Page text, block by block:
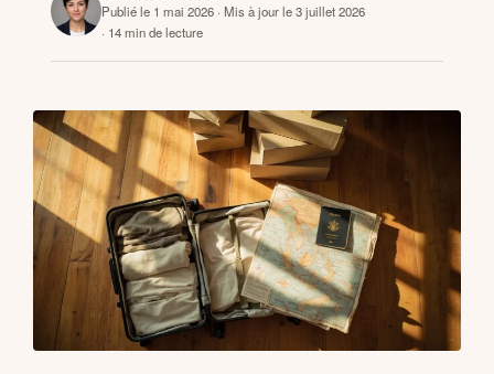
Publié le 1 mai 2026 · Mis à jour le 3 juillet 2026
· 14 min de lecture